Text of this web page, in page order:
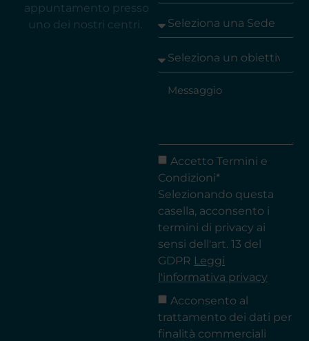
appuntamento presso
uno dei nostri centri.
Accetto Termini e
Condizioni*
Selezionando questa
casella, acconsento i
termini di privacy ai
sensi dell'art. 13 del
GDPR Leggi
l'informativa privacy
Acconsento al
trattamento dei dati per
finalità commerciali